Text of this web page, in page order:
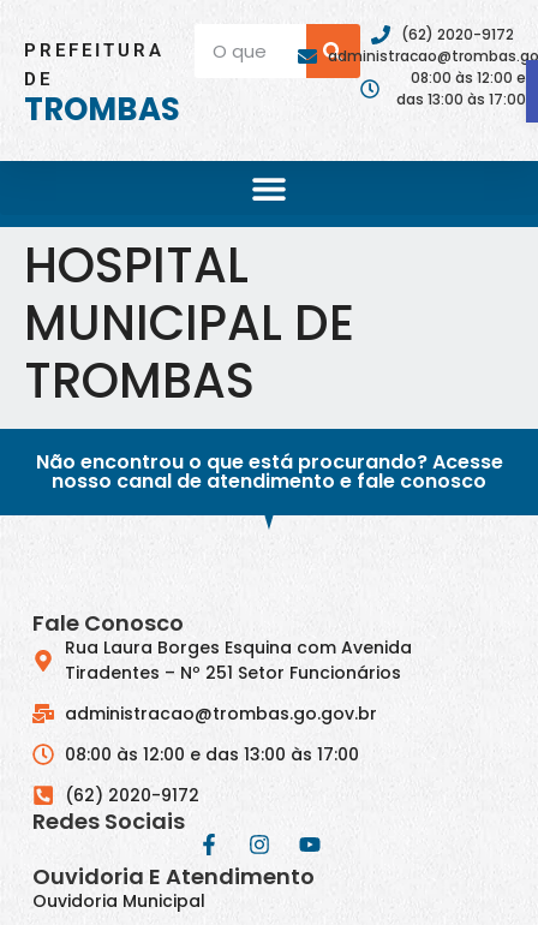
PREFEITURA
DE
TROMBAS
(62) 2020-9172
08:00 às 12:00 e
das 13:00 às 17:00
HOSPITAL
MUNICIPAL DE
TROMBAS
Não encontrou o que está procurando? Acesse
nosso canal de atendimento e fale conosco
Fale Conosco
Rua Laura Borges Esquina com Avenida
Tiradentes – Nº 251 Setor Funcionários
administracao@trombas.go.gov.br
08:00 às 12:00 e das 13:00 às 17:00
(62) 2020-9172
Redes Sociais
Ouvidoria E Atendimento
Ouvidoria Municipal